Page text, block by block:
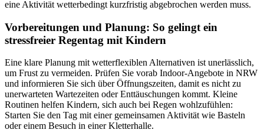
eine Aktivität wetterbedingt kurzfristig abgebrochen werden muss.
Vorbereitungen und Planung: So gelingt ein
stressfreier Regentag mit Kindern
Eine klare Planung mit wetterflexiblen Alternativen ist unerlässlich,
um Frust zu vermeiden. Prüfen Sie vorab Indoor-Angebote in NRW
und informieren Sie sich über Öffnungszeiten, damit es nicht zu
unerwarteten Wartezeiten oder Enttäuschungen kommt. Kleine
Routinen helfen Kindern, sich auch bei Regen wohlzufühlen:
Starten Sie den Tag mit einer gemeinsamen Aktivität wie Basteln
oder einem Besuch in einer Kletterhalle.